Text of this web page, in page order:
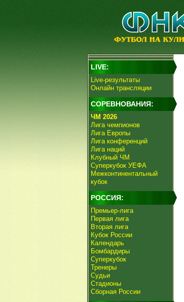
LIVE:
Live-результаты
Онлайн трансляции
СОРЕВНОВАНИЯ:
ЧМ 2026
Лига чемпионов
Лига Европы
Лига конференций
Лига наций
Клубный ЧМ
Суперкубок УЕФА
Межконтинентальный
кубок
РОССИЯ:
Премьер-лига
Первая лига
Вторая лига
Кубок России
Календарь
Бомбардиры
Суперкубок
Тренеры
Судьи
Стадионы
Сборная России